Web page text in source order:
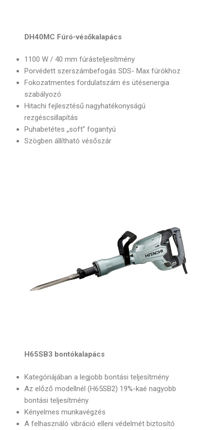
DH40MC Fúró-vésőkalapács
1100 W / 40 mm fúrásteljesítmény
Porvédett szerszámbefogás SDS- Max fúrókhoz
Fokozatmentes fordulatszám és ütésenergia
szabályozó
Hitachi fejlesztésű nagyhatékonyságú
rezgéscsillapítás
Puhabetétes „soft” fogantyú
Szögben állítható vésőszár
H65SB3 bontókalapács
Kategóriájában a legjobb bontási teljesítmény
Az előző modellnél (H65SB2) 19%-kaé nagyobb
bontási teljesítmény
Kényelmes munkavégzés
A felhasználó vibráció elleni védelmét biztosító